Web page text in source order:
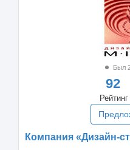
Был
92
Рейтинг
Компания «Дизайн-